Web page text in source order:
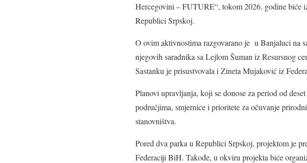
Hercegovini – FUTURE“, tokom 2026. godine biće
Republici Srpskoj.
O ovim aktivnostima razgovarano je u Banjaluci na
njegovih saradnika sa Lejlom Šuman iz Resursnog
Sastanku je prisustvovala i Zineta Mujaković iz
Planovi upravljanja, koji se donose za period od
područjima, smjernice i prioritete za očuvanje
stanovništva.
Pored dva parka u Republici Srpskoj, projektom je
Federaciji BiH. Takođe, u okviru projekta biće